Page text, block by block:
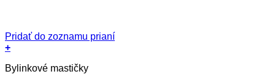
Pridať do zoznamu prianí
+
Bylinkové mastičky